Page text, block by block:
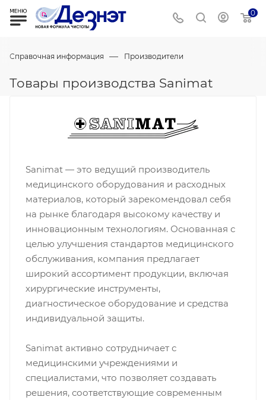
0
Справочная информация — Производители
Товары производства Sanimat
Sanimat — это ведущий производитель
медицинского оборудования и расходных
материалов, который зарекомендовал себя
на рынке благодаря высокому качеству и
инновационным технологиям. Основанная с
целью улучшения стандартов медицинского
обслуживания, компания предлагает
широкий ассортимент продукции, включая
хирургические инструменты,
диагностическое оборудование и средства
индивидуальной защиты.
Sanimat активно сотрудничает с
медицинскими учреждениями и
специалистами, что позволяет создавать
решения, соответствующие современным